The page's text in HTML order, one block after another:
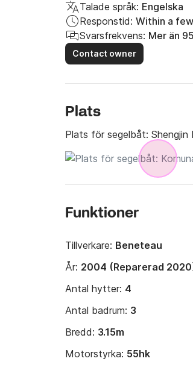
Talade språk: Engelska
Responstid: Within a
Svarsfrekvens: Mer än
Contact owner
Plats
Plats för segelbåt: Shengjin
Funktioner
Tillverkare: Beneteau
År: 2004 (Reparerad
Antal hytter: 4
Antal badrum: 3
Bredd: 3.15m
Motorstyrka: 55hk